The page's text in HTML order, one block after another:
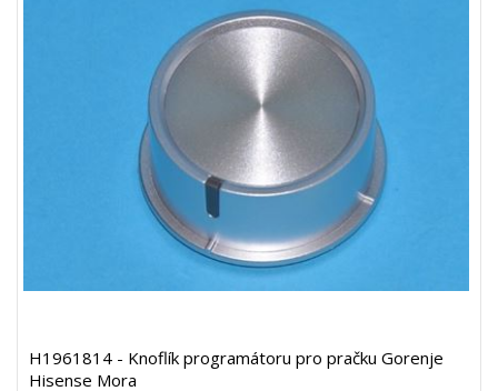
H1961814 - Knoflík programátoru pro pračku Gorenje
Hisense Mora